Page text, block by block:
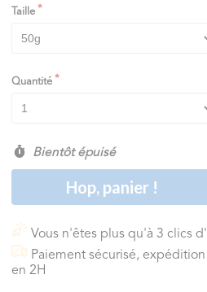
Taille
Quantité
Bientôt épuisé
Hop, panier !
Vous n'êtes plus qu'à 3 clics
Paiement sécurisé,
en 2H